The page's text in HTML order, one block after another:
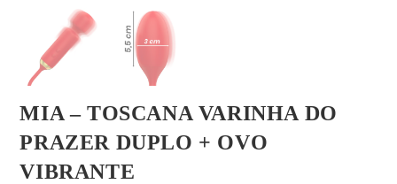
MIA – TOSCANA VARINHA DO
PRAZER DUPLO + OVO
VIBRANTE